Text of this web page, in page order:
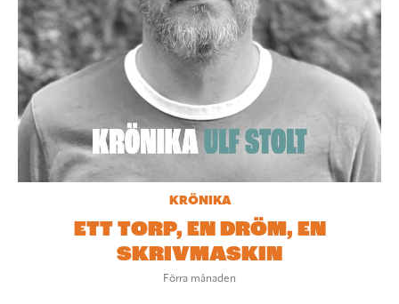
KRÖNIKA
ETT TORP, EN DRÖM, EN
SKRIVMASKIN
Förra månaden